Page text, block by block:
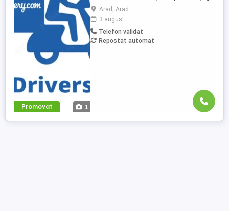
Promovat 1
rapid! - Cerințe: Minim 18 ani Mijloc de
transport propriu (mașină, scuter,
motocicletă sau bicicletă) Telefon mobil
cu acces la internet - Ce oferim: Plată
săptămânală, fără întârzieri Bonusuri
Arad, Arad
3 august
Telefon validat
Repostat automat